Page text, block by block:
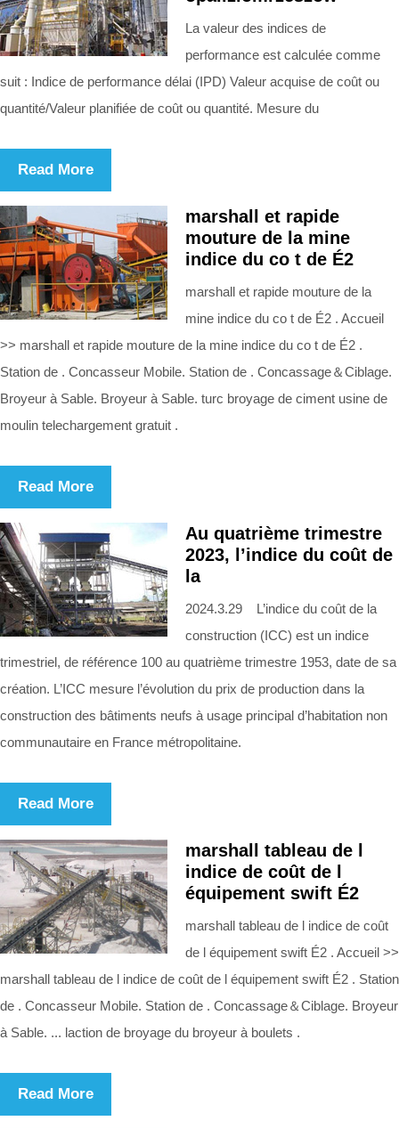
La valeur des indices de
performance est calculée comme
suit : Indice de performance délai (IPD) Valeur acquise de coût ou
quantité/Valeur planifiée de coût ou quantité. Mesure du
Read More
marshall et rapide
mouture de la mine
indice du co t de É2
marshall et rapide mouture de la
mine indice du co t de É2 . Accueil
>> marshall et rapide mouture de la mine indice du co t de É2 .
Station de . Concasseur Mobile. Station de . Concassage＆Ciblage.
Broyeur à Sable. Broyeur à Sable. turc broyage de ciment usine de
moulin telechargement gratuit .
Read More
Au quatrième trimestre
2023, l’indice du coût de
la
2024.3.29 L’indice du coût de la
construction (ICC) est un indice
trimestriel, de référence 100 au quatrième trimestre 1953, date de sa
création. L’ICC mesure l’évolution du prix de production dans la
construction des bâtiments neufs à usage principal d’habitation non
communautaire en France métropolitaine.
Read More
marshall tableau de l
indice de coût de l
équipement swift É2
marshall tableau de l indice de coût
de l équipement swift É2 . Accueil >>
marshall tableau de l indice de coût de l équipement swift É2 . Station
de . Concasseur Mobile. Station de . Concassage＆Ciblage. Broyeur
à Sable. ... laction de broyage du broyeur à boulets .
Read More